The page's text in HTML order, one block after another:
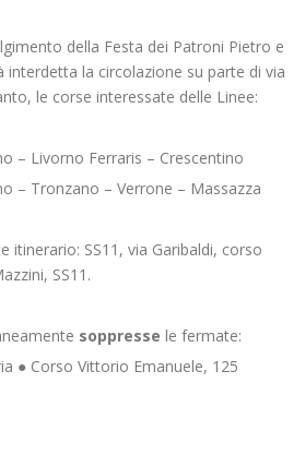
della Festa dei Patroni Pietro e
interdetta la circolazione su parte di via
le corse interessate delle Linee:
– Livorno Ferraris – Crescentino
– Tronzano – Verrone – Massazza
itinerario: SS11, via Garibaldi, corso
SS11.
soppresse le fermate:
● Corso Vittorio Emanuele, 125